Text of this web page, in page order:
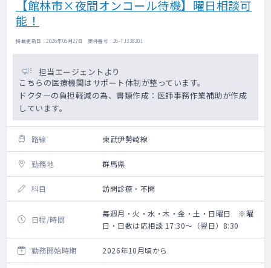
【館林市×夜間オンコール待機】曜日相談可
能！
掲載更新日 : 2026年05月27日 案件番号 : 26-TJ338201
担当エージェントより
こちらの医療機関はサポート体制が整っています。
ドクターの負担軽減の為、書類作成：医師事務作業補助が作成
しています。
路線 東武伊勢崎線
勤務地 群馬県
科目 訪問診療・不問
日程/時間
毎週月・火・水・木・金・土・日曜日 ※曜
日・日数は応相談 17:30～（翌日）8:30
勤務開始時期 2026年10月頃から